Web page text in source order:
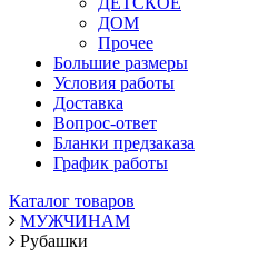
ДОМ
Прочее
Большие размеры
Условия работы
Доставка
Вопрос-ответ
Бланки предзаказа
График работы
Каталог товаров
МУЖЧИНАМ
Рубашки